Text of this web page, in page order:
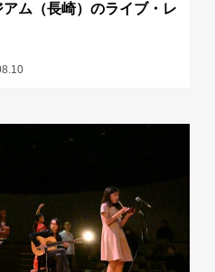
ム（長崎）のライブ・レ